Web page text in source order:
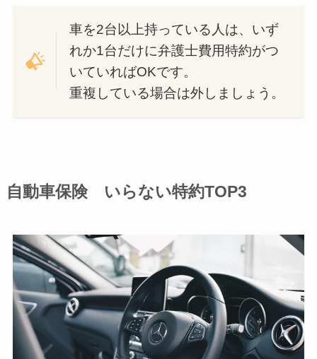
車を2台以上持っている人は、いず
れか1台だけに弁護士費用特約がつ
いていればOKです。
重複している場合は外しましょう。
自動車保険 いらない特約TOP3